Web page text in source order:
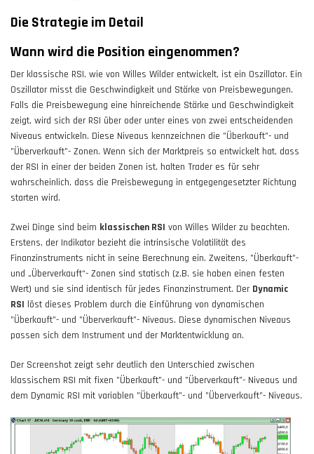
Die Strategie im Detail
Wann wird die Position eingenommen?
Der klassische RSI, wie von Willes Wilder entwickelt, ist ein Oszillator. Ein
Oszillator misst die Geschwindigkeit und Stärke von Preisbewegungen.
Falls die Preisbewegung eine hinreichende Stärke und Geschwindigkeit
zeigt, wird sich der RSI über oder unter eines von zwei entscheidenden
Niveaus entwickeln. Diese Niveaus kennzeichnen die "Überkauft"- und
"Überverkauft"- Zonen. Wenn sich der Marktpreis so entwickelt hat, dass
der RSI in einer der beiden Zonen ist, halten Trader es für sehr
wahrscheinlich, dass die Preisbewegung in entgegengesetzter Richtung
starten wird.
Zwei Dinge sind beim klassischen RSI von Willes Wilder zu beachten.
Erstens, der Indikator bezieht die intrinsische Volatilität des
Finanzinstruments nicht in seine Berechnung ein. Zweitens, "Überkauft"-
und „Überverkauft“- Zonen sind statisch (z.B. sie haben einen festen
Wert) und sie sind identisch für jedes Finanzinstrument. Der Dynamic
RSI löst dieses Problem durch die Einführung von dynamischen
"Überkauft"- und "Überverkauft"- Niveaus. Diese dynamischen Niveaus
passen sich dem Instrument und der Marktentwicklung an.
Der Screenshot zeigt sehr deutlich den Unterschied zwischen
klassischem RSI mit fixen "Überkauft"- und "Überverkauft"- Niveaus und
dem Dynamic RSI mit variablen "Überkauft"- und "Überverkauft"- Niveaus.